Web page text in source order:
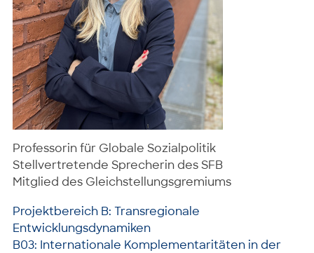
Professorin für Globale Sozialpolitik
Stellvertretende Sprecherin des SFB
Mitglied des Gleichstellungsgremiums
Projektbereich B: Transregionale
Entwicklungsdynamiken
B03: Internationale Komplementaritäten in der